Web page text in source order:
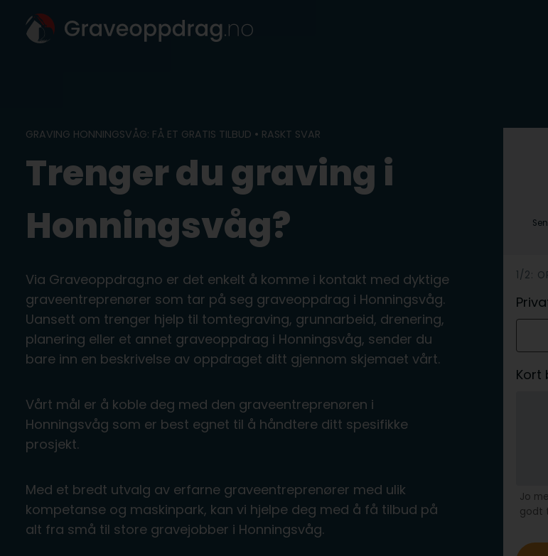
content
GRAVING HONNINGSVÅG: FÅ ET GRATIS TILBUD • RASKT SVAR
Trenger du graving i
Honningsvåg?
Via Graveoppdrag.no er det enkelt å komme i kontakt med dyktige
graveentreprenører som tar på seg graveoppdrag i Honningsvåg.
Uansett om trenger hjelp til tomtegraving, grunnarbeid, drenering,
planering eller et annet graveoppdrag i Honningsvåg, sender du
bare inn en beskrivelse av oppdraget ditt gjennom skjemaet vårt.
Vårt mål er å koble deg med den graveentreprenøren i
Honningsvåg som er best egnet til å håndtere ditt spesifikke
prosjekt.
Med et bredt utvalg av erfarne graveentreprenører med ulik
kompetanse og maskinpark, kan vi hjelpe deg med å få tilbud på
alt fra små til store gravejobber i Honningsvåg.
h
e
r
1/2:
Kort
Jo
godt